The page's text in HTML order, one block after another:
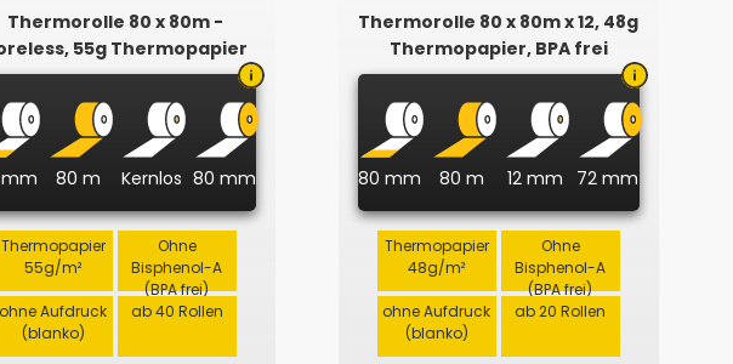
Thermorolle 80 x 80m -
55g Thermopapier
80 m Kernlos 80 mm
Thermopapier
55g/m²
Ohne
Bisphenol-A
(BPA frei)
ohne Aufdruck
(blanko)
ab 40 Rollen
Thermorolle 80 x 80m x 12, 48g
Thermopapier, BPA frei
80 mm 80 m 12 mm 72 mm
Thermopapier
48g/m²
Ohne
Bisphenol-A
(BPA frei)
ohne Aufdruck
(blanko)
ab 20 Rollen